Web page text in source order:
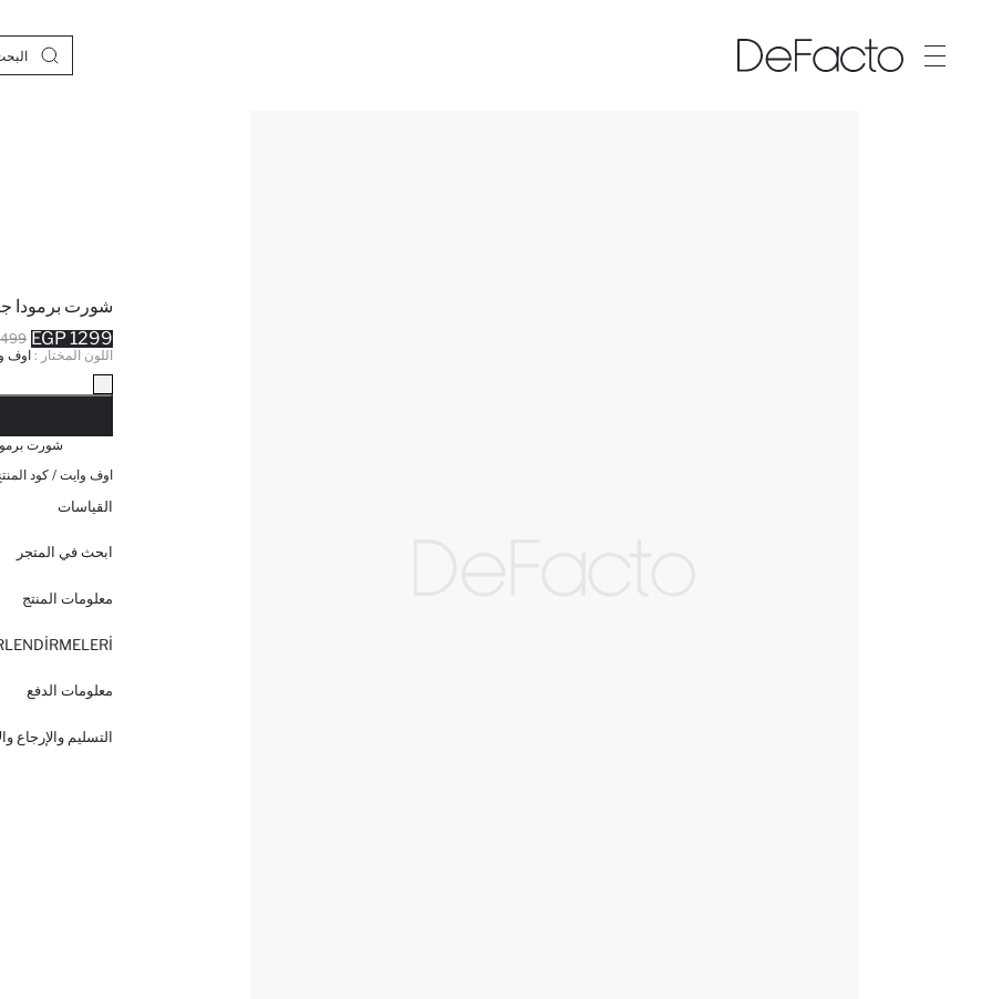
شورت برمودا
EGP 1299 EGP
اللون المختار :اوف
شورت
اوف وايت / كود
القياسات
ابحث في المتجر
معلومات المنتج
معلومات الدفع
التسليم والإرجاع